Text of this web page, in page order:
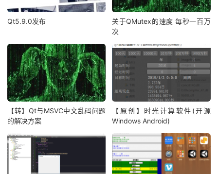
Qt5.9.0发布
关于QMutex的速度 每秒一百万
次
【转】Qt与MSVC中文乱码问题
的解决方案
【原创】时光计算软件(开源
Windows Android)